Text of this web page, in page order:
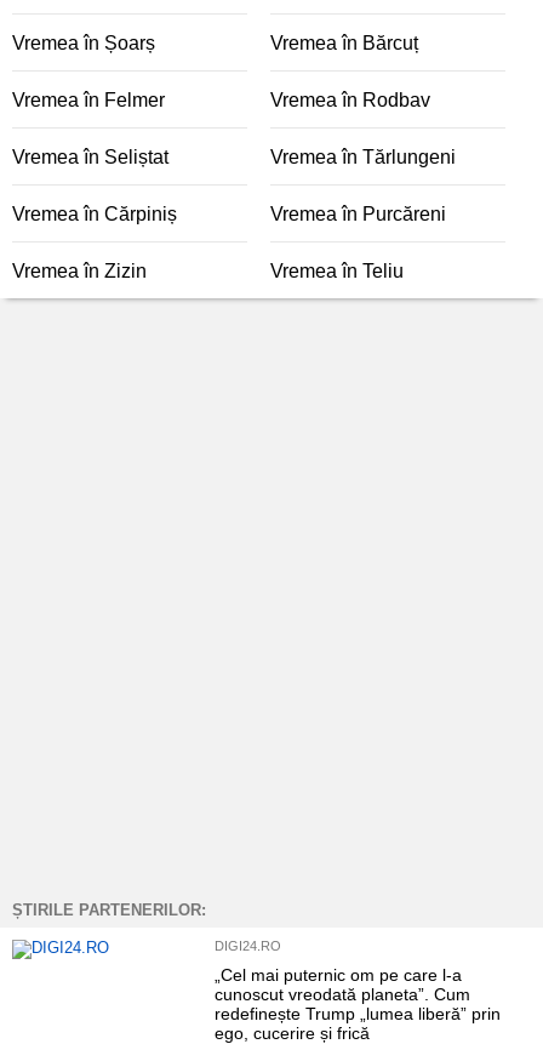
Vremea în Șoarș Vremea în Bărcuț
Vremea în Felmer Vremea în Rodbav
Vremea în Seliștat Vremea în Tărlungeni
Vremea în Cărpiniș Vremea în Purcăreni
Vremea în Zizin Vremea în Teliu
ȘTIRILE PARTENERILOR:
DIGI24.RO
„Cel mai puternic om pe care l-a
cunoscut vreodată planeta”. Cum
redefinește Trump „lumea liberă” prin
ego, cucerire și frică